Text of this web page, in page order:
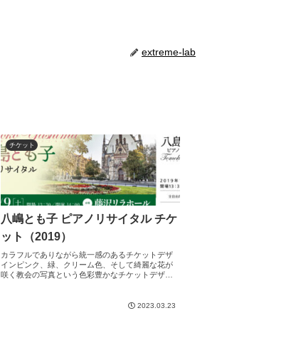
extreme-lab
チケット
八嶋とも子 ピアノリサイタル チケ
ット（2019）
カラフルでありながら統一感のあるチケットデザ
インピンク、緑、クリーム色、そして綺麗な花が
咲く教会の写真という色彩豊かなチケットデザイ
2023.03.23